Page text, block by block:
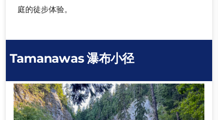
庭的徒步体验。
Tamanawas 瀑布小径